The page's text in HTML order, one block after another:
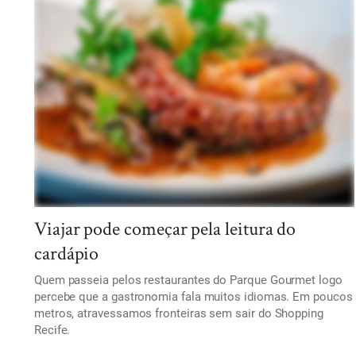
Viajar pode começar pela leitura do
cardápio
Quem passeia pelos restaurantes do Parque Gourmet logo
percebe que a gastronomia fala muitos idiomas. Em poucos
metros, atravessamos fronteiras sem sair do Shopping
Recife.